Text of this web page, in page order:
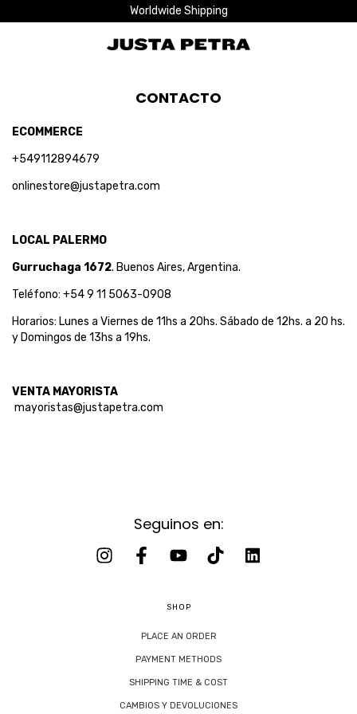
Worldwide Shipping
CONTACTO
ECOMMERCE
+549112894679
onlinestore@justapetra.com
LOCAL PALERMO
Gurruchaga 1672. Buenos Aires, Argentina.
Teléfono: +54 9 11 5063-0908
Horarios: Lunes a Viernes de 11hs a 20hs. Sábado de 12hs. a 20 hs.
y Domingos de 13hs a 19hs.
VENTA MAYORISTA
mayoristas@justapetra.com
Seguinos en:
SHOP
PLACE AN ORDER
PAYMENT METHODS
SHIPPING TIME & COST
CAMBIOS Y DEVOLUCIONES